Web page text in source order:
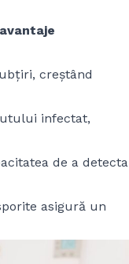
creștând
infectat,
de a detecta
asigură un